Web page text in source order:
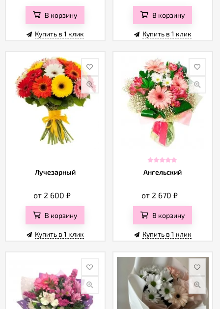
В корзину
Купить в 1 клик
В корзину
Купить в 1 клик
Лучезарный
от 2 600₽
В корзину
Купить в 1 клик
Ангельский
от 2 670₽
В корзину
Купить в 1 клик